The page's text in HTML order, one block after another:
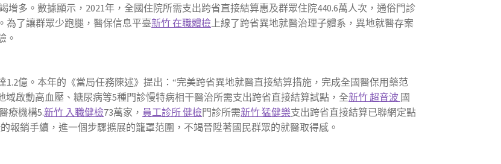
增多。數據顯示，2021年，全國住院所需支出跨省直接結算惠及群眾住院440.6萬人次，通俗門診
為了讓群眾少跑腿，醫保信息平臺新竹 在職體檢上線了跨省異地就醫治理子體系，異地就醫存案
。
億。本年的《當局任務陳述》提出：“完美跨省異地就醫直接結算措施，完成全國醫保用藥范
域啟動高血壓、糖尿病等5種門診慢特病相干醫治所需支出跨省直接結算試點，全新竹 超音波 國
療機構5.新竹 入職健檢73萬家， 員工診所 健檢門診所需新竹 猛健樂支出跨省直接結算已聯網定點
報銷手續，進一個步驟擴展的籠罩范圍，不竭晉陞著國民群眾的就醫取得感。